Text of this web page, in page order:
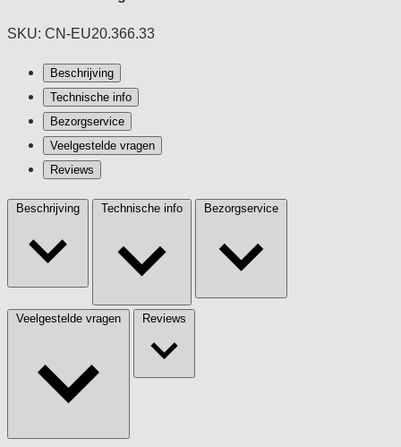
SKU: CN-EU20.366.33
Beschrijving
Technische info
Bezorgservice
Veelgestelde vragen
Reviews
Beschrijving Technische info Bezorgservice
Veelgestelde vragen Reviews